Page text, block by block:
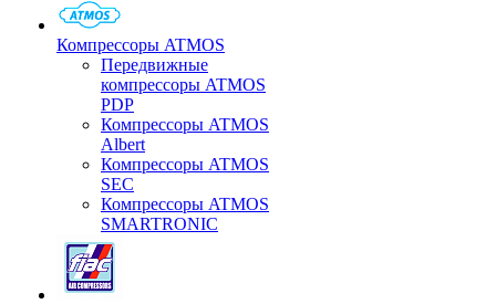
Компрессоры ATMOS
Передвижные
компрессоры ATMOS
PDP
Компрессоры ATMOS
Albert
Компрессоры ATMOS
SEC
Компрессоры ATMOS
SMARTRONIC